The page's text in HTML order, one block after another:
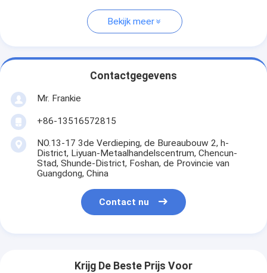
Bekijk meer
Contactgegevens
Mr. Frankie
+86-13516572815
NO.13-17 3de Verdieping, de Bureaubouw 2, h-
District, Liyuan-Metaalhandelscentrum, Chencun-
Stad, Shunde-District, Foshan, de Provincie van
Guangdong, China
Contact nu
Krijg De Beste Prijs Voor